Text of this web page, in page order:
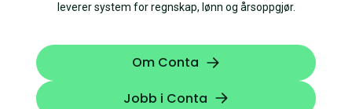
leverer system for regnskap, lønn og årsoppgjør.
Om Conta
Jobb i Conta